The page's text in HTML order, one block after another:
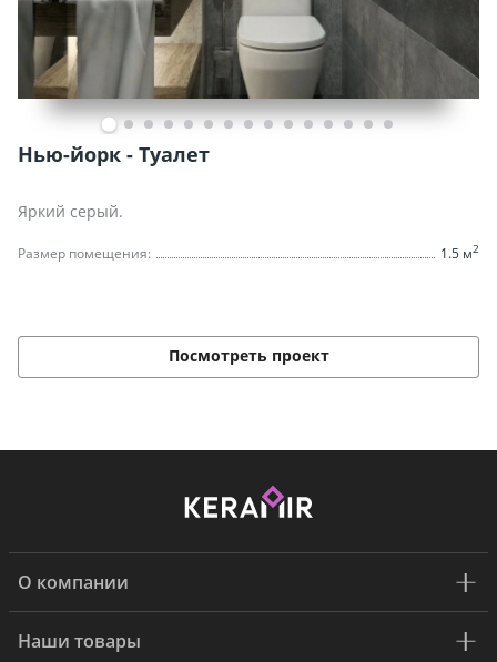
Нью-йорк - Туалет
Яркий серый.
Размер помещения: 1.5 м2
Посмотреть проект
О компании
Наши товары